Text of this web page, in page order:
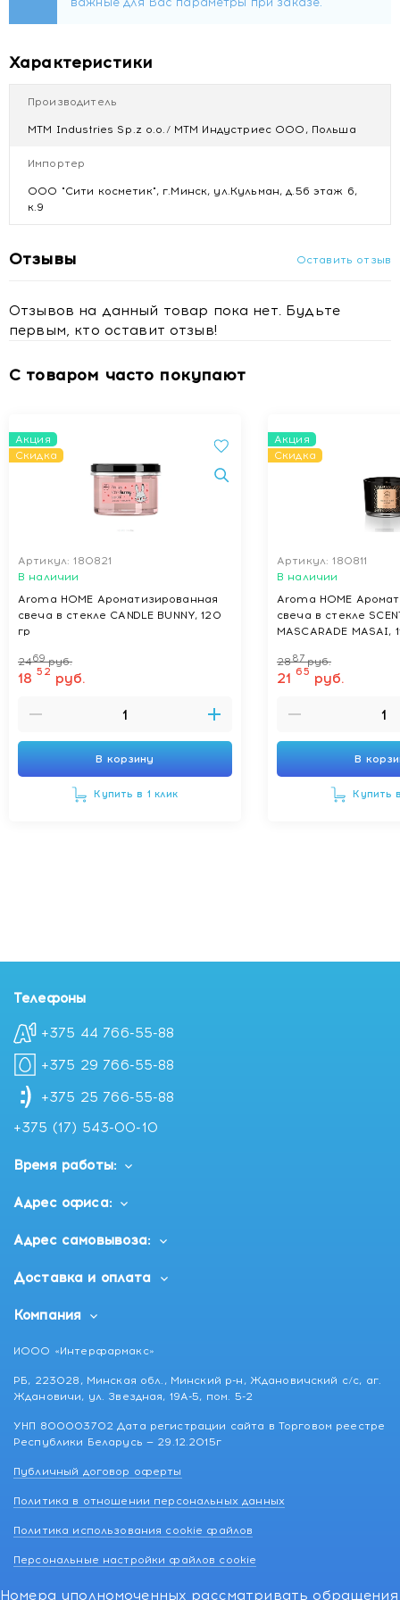
мускус
ONE LINE COMBO PEAR MELON, 160 гр с доставкой в
Минске
Характеристики
Производитель
MTM Industries Sp.z o.o./ МТМ Индустриес ООО, Польша
Импортер
ООО "Сити косметик", г.Минск, ул.Кульман, д.5б этаж 6,
к.9
Отзывы Оставить отзыв
Отзывов на данный товар пока нет. Будьте
первым, кто оставит отзыв!
С товаром часто покупают
Акция
Скидка
Артикул: 180821
В наличии
Aroma HOME Ароматизированная
свеча в стекле CANDLE BUNNY, 120
гр
2469 руб.
18 52 руб.
В корзину
Купить в 1 клик
Акция
Скидка
Артикул: 180811
В наличии
Aroma HOME
свеча в стекле
MASCARADE MASAI,
2887 руб.
21 65 руб.
В
Купить
Телефоны
+375 44 766-55-88
+375 29 766-55-88
+375 25 766-55-88
+375 (17) 543-00-10
Время работы:
Адрес офиса:
Адрес самовывоза:
Доставка и оплата
Компания
ИООО «Интерфармакс»
РБ, 223028, Минская обл., Минский р-н, Ждановичский с/с, аг.
Ждановичи, ул. Звездная, 19А-5, пом. 5-2
УНП 800003702 Дата регистрации сайта в Торговом реестре
Республики Беларусь — 29.12.2015г
Публичный договор оферты
Политика в отношении персональных данных
Политика использования cookie файлов
Персональные настройки файлов cookie
Номера уполномоченных рассматривать обращения